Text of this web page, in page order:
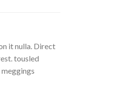
it nulla. Direct
tousled